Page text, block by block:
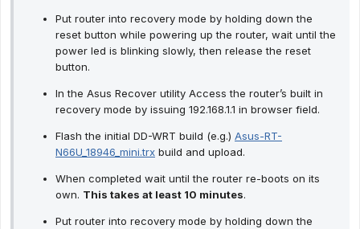
Put router into recovery mode by holding down the
reset button while powering up the router, wait until the
power led is blinking slowly, then release the reset
button.
In the Asus Recover utility Access the router’s built in
recovery mode by issuing 192.168.1.1 in browser field.
Flash the initial DD-WRT build (e.g.) Asus-RT-
N66U_18946_mini.trx build and upload.
When completed wait until the router re-boots on its
own. This takes at least 10 minutes.
Put router into recovery mode by holding down the